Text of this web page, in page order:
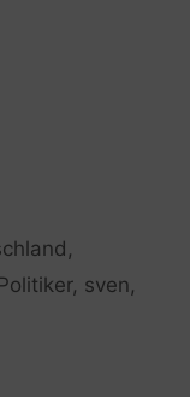
,
Politiker, sven,